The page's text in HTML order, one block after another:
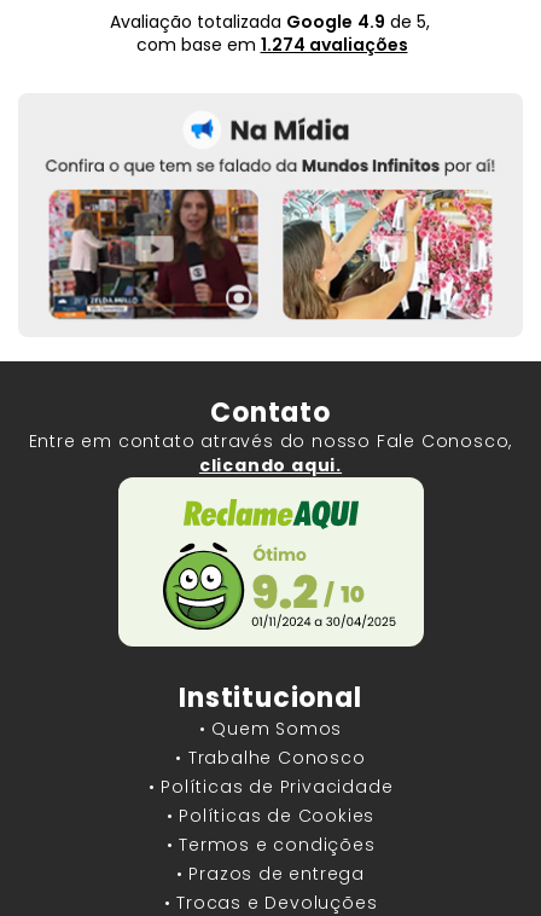
Avaliação totalizada Google 4.9 de 5,
com base em 1.274 avaliações
Contato
Entre em contato através do nosso Fale Conosco,
clicando aqui.
Institucional
• Quem Somos
• Trabalhe Conosco
• Políticas de Privacidade
• Políticas de Cookies
• Termos e condições
• Prazos de entrega
• Trocas e Devoluções